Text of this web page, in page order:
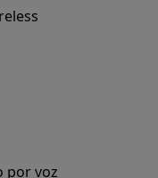
por voz